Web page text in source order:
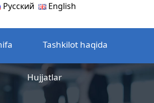
Русский English
Tashkilot haqida
Hujjatlar